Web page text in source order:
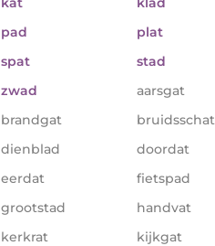
pad
plat
spat
stad
zwad
aarsgat
brandgat
bruidsschat
dienblad
doordat
eerdat
fietspad
grootstad
handvat
kerkrat
kijkgat